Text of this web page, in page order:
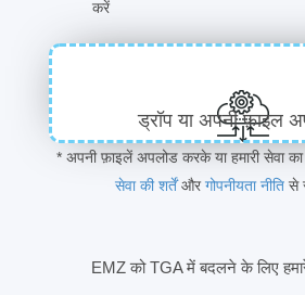
करें
ड्रॉप या अपनी फ़ाइल
* अपनी फ़ाइलें अपलोड करके या हमारी सेवा
सेवा की शर्तेंऔरगोपनीयता नीतिसे
EMZ को TGA में बदलने के लिए